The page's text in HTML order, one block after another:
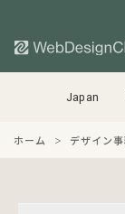
Japan
ホーム デザイン